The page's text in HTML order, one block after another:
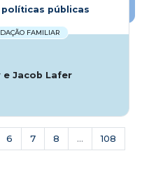
públicas
FAMILIAR
Jacob Lafer
6 7 8 ... 108